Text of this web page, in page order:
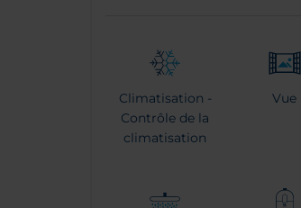
Climatisation -
Contrôle de la
climatisation
Vue